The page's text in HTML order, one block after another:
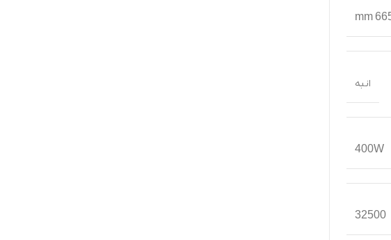
انبه
400W
32500